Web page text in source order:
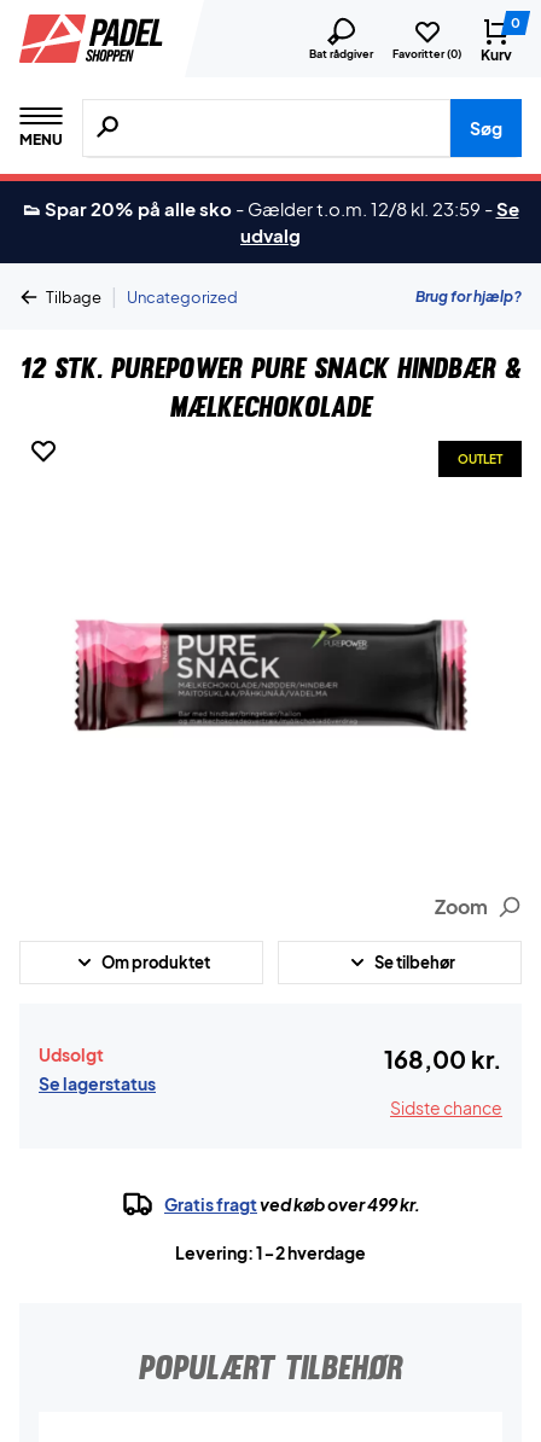
Bat rådgiver Favoritter (0)
0
Kurv
MENU
Søg efter produkter, mærker etc.
Søg
👟 Spar 20% på alle sko - Gælder t.o.m. 12/8 kl. 23:59 -Se
udvalg
Tilbage | Uncategorized Brug for hjælp?
12 stk. PurePower Pure Snack Hindbær &
Mælkechokolade
OUTLET
Zoom
Om produktet Se tilbehør
Udsolgt
Se lagerstatus
168,00 kr.
Sidste chance
Gratis fragtved køb over 499 kr.
Levering: 1-2 hverdage
POPULÆRT TILBEHØR